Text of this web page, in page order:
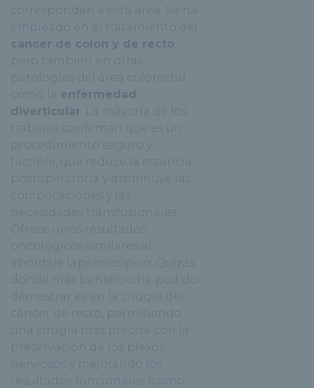
corresponden a esta área. Se ha
empleado en el tratamiento del
cáncer de colon y de recto
pero también en otras
patologías del área colorectal
como la enfermedad
diverticular . La mayoría de los
trabajos confirman que es un
procedimiento seguro y
factible, que reduce la estancia
postoperatoria y disminuye las
complicaciones y las
necesidades transfusionales.
Ofrece unos resultados
oncológicos similares al
abordaje laparoscópico. Quizás
donde más beneficio ha podido
demostrar es en la cirugía del
cáncer de recto, permitiendo
una cirugía más precisa con la
preservación de los plexos
nerviosos y mejorando los
resultados funcionales (como